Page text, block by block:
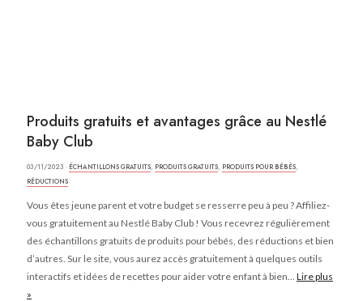
Produits gratuits et avantages grâce au Nestlé
Baby Club
03/11/2023 · ÉCHANTILLONS GRATUITS, PRODUITS GRATUITS, PRODUITS POUR BÉBÉS,
RÉDUCTIONS
Vous êtes jeune parent et votre budget se resserre peu à peu ? Affiliez-
vous gratuitement au Nestlé Baby Club ! Vous recevrez régulièrement
des échantillons gratuits de produits pour bébés, des réductions et bien
d’autres. Sur le site, vous aurez accès gratuitement à quelques outils
interactifs et idées de recettes pour aider votre enfant à bien... Lire plus
»